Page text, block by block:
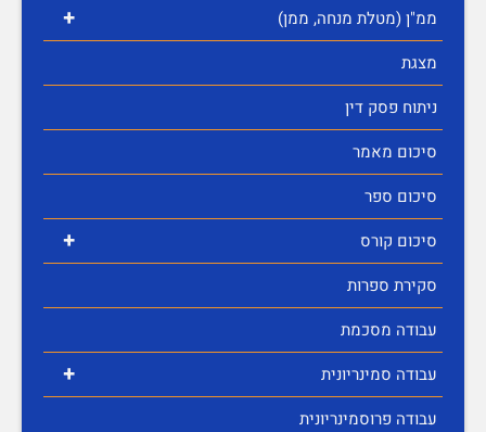
+
ממ"ן (מטלת מנחה, ממן)
מצגת
ניתוח פסק דין
סיכום מאמר
סיכום ספר
+
סיכום קורס
סקירת ספרות
עבודה מסכמת
+
עבודה סמינריונית
עבודה פרוסמינריונית